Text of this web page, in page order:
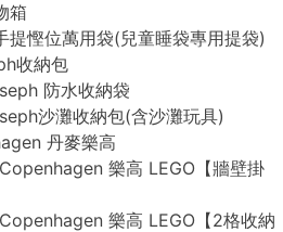
箱
提慳位萬用袋(兒童睡袋專用提袋)
收納包
防水收納袋
沙灘收納包(含沙灘玩具)
丹麥樂高
樂高 LEGO【牆壁掛
樂高 LEGO【2格收納